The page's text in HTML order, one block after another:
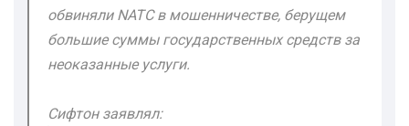
обвиняли NATC в мошенничестве, берущем
большие суммы государственных средств за
неоказанные услуги.
Сифтон заявлял: